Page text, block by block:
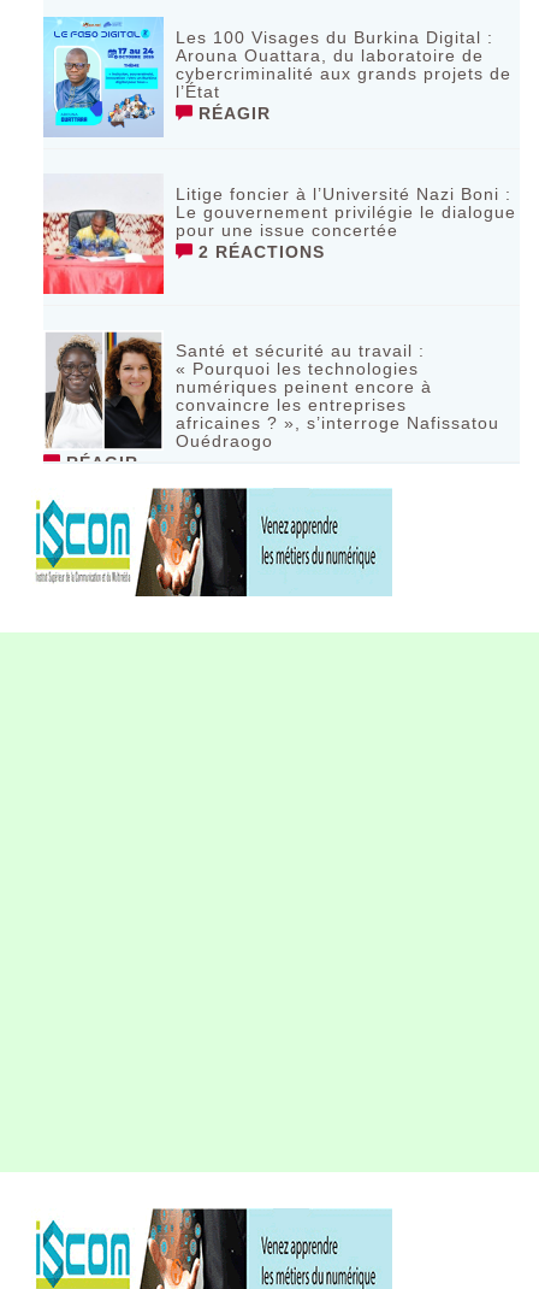
Les 100 Visages du Burkina Digital :
Arouna Ouattara, du laboratoire de
cybercriminalité aux grands projets de
l’État
RÉAGIR
Litige foncier à l’Université Nazi Boni :
Le gouvernement privilégie le dialogue
pour une issue concertée
2 RÉACTIONS
Santé et sécurité au travail :
« Pourquoi les technologies
numériques peinent encore à
convaincre les entreprises
africaines ? », s’interroge Nafissatou
Ouédraogo
RÉAGIR